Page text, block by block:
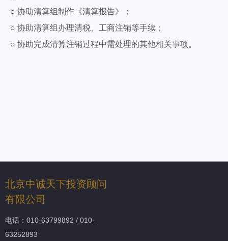
○ 协助清算组制作《清算报告》；
○ 协助清算组办理清税、工商注销等手续；
○ 协助完成清算注销过程中需处理的其他相关事项。
北京中诚天下投资顾问
有限公司
电话：010-63799892 / 010-
63252893